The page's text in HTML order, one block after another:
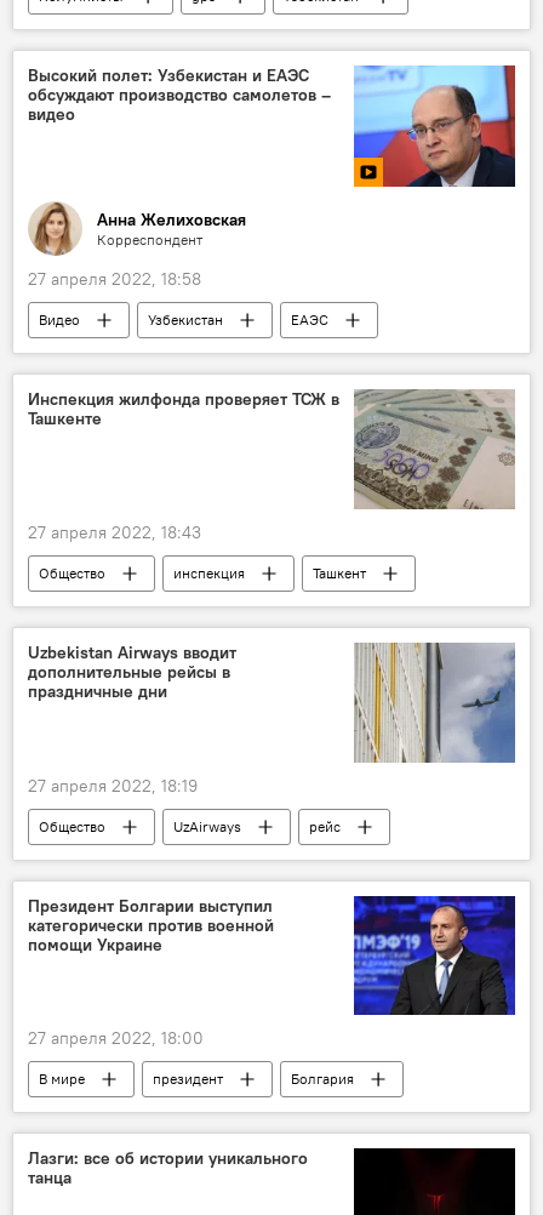
санкции
Высокий полет: Узбекистан и ЕАЭС
обсуждают производство самолетов –
видео
Анна Желиховская
Корреспондент
27 апреля 2022, 18:58
Видео Узбекистан
ЕАЭС
самолет
Ташкентский механический завод
Инспекция жилфонда проверяет ТСЖ в
Ташкенте
27 апреля 2022, 18:43
Общество инспекция Ташкент
Uzbekistan Airways вводит
дополнительные рейсы в
праздничные дни
27 апреля 2022, 18:19
Общество UzAirways
рейс
праздничные дни
Узбекистан
Президент Болгарии выступил
категорически против военной
помощи Украине
27 апреля 2022, 18:00
В мире президент
Болгария
Украина
Киев
Делегация
визит
Лазги: все об истории уникального
танца